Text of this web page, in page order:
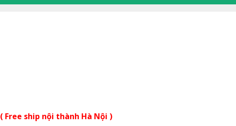
( Free ship nội thành Hà Nội )